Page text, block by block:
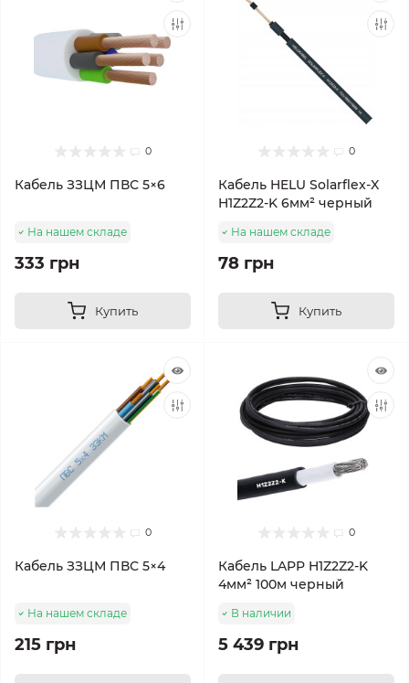
0
Кабель ЗЗЦМ ПВС 5×6
На нашем складе
333 грн
Купить
0
Кабель HELU Solarflex-X
H1Z2Z2-K 6мм² черный
На нашем складе
78 грн
Купить
0
Кабель ЗЗЦМ ПВС 5×4
На нашем складе
215 грн
0
Кабель LAPP H1Z2Z2-K
4мм² 100м черный
В наличии
5 439 грн